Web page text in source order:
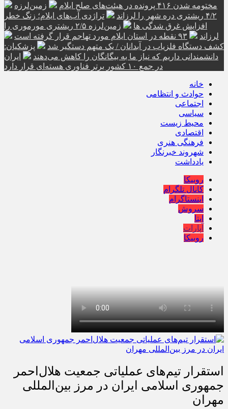
مختومه شدن ۴۱۶ پرونده در هیئت‌های صلح ایلام
زمین‌لرزه
۴/۲ ریشتری دره شهر را لرزاند
تراژدی آب‌های ایلام؛ زنگ خطر
افزایش غرق شدگی ها
زمین‌لرزه ۲/۵ ریشتری مورموری را
لرزاند
۹۳ نقطه در استان ایلام مورد تهاجم قرار گرفته است
کشف دستگاه فلزیاب در آبدانان / یک متهم دستگیر شد
پزشکیان:
دانشمندانی داریم که نیاز ما به بیگانگان را کاهش می‌دهند
ایران
در جمع ۱۰ کشور برتر فناوری هسته‌ای قرار دارد
خانه
حوادث و انتظامی
اجتماعی
سیاسی
محیط زیست
اقتصادی
فرهنگی هنری
شهروند خبرنگار
یادداشت
روبیکا
کانال تلگرام
اینستاگرام
سروش
ایتا
آپارات
روبیکا
استقرار تیم‌های عملیاتی جمعیت هلال‌احمر
جمهوری اسلامی ایران در مرز بین‌المللی
مهران